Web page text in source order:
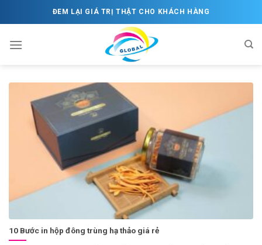
to
ĐEM LẠI GIÁ TRỊ THẬT CHO KHÁCH HÀNG
10 Bước in hộp đông trùng hạ thảo giá rẻ